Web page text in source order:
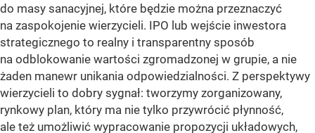
do masy sanacyjnej, które będzie można przeznaczyć
na zaspokojenie wierzycieli. IPO lub wejście inwestora
strategicznego to realny i transparentny sposób
na odblokowanie wartości zgromadzonej w grupie, a nie
żaden manewr unikania odpowiedzialności. Z perspektywy
wierzycieli to dobry sygnał: tworzymy zorganizowany,
rynkowy plan, który ma nie tylko przywrócić płynność,
ale też umożliwić wypracowanie propozycji układowych,